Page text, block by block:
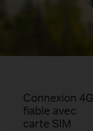
Connexion 4G
fiable avec
carte SIM